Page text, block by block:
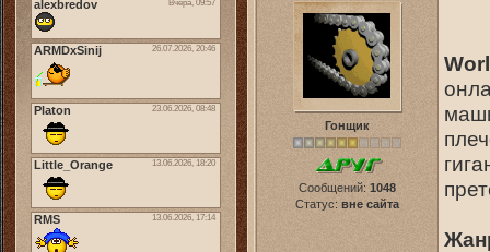
Гонщик
Сообщений: 1048
Статус: вне сайта